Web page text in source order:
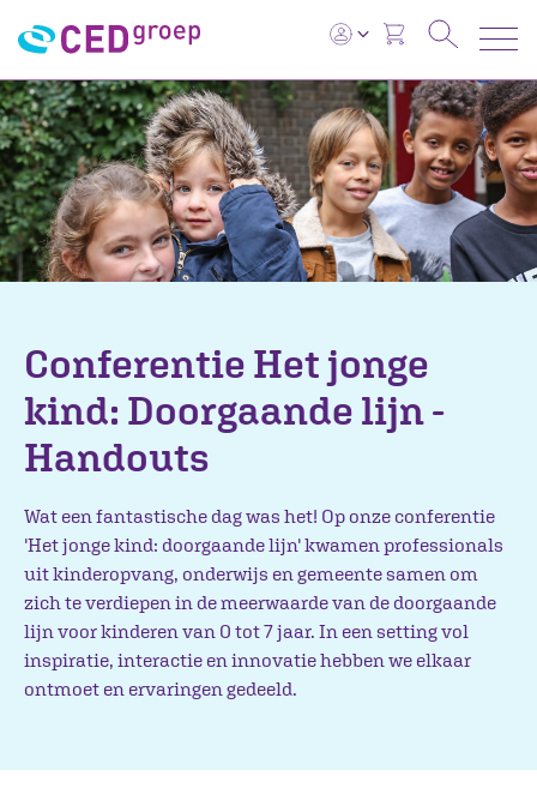
Conferentie Het jonge
kind: Doorgaande lijn -
Handouts
Wat een fantastische dag was het! Op onze conferentie
'Het jonge kind: doorgaande lijn' kwamen professionals
uit kinderopvang, onderwijs en gemeente samen om
zich te verdiepen in de meerwaarde van de doorgaande
lijn voor kinderen van 0 tot 7 jaar. In een setting vol
inspiratie, interactie en innovatie hebben we elkaar
ontmoet en ervaringen gedeeld.